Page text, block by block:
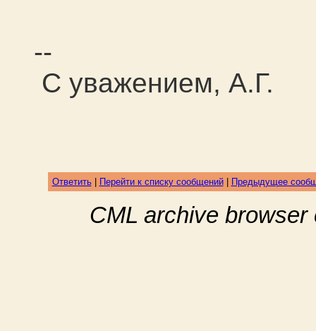
--
С уважением, А.Г.
Ответить| Перейти к списку сообщений| Предыдущее
CML archive